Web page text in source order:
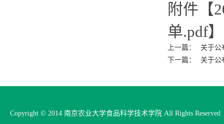
附件【
单.pdf
上一篇：
关于公
下一篇：
关于公
Copyright © 2014 南京农业大学食品科学技术学院 All Rights Reserved